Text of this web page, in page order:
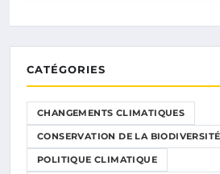
CATÉGORIES
CHANGEMENTS CLIMATIQUES
CONSERVATION DE LA BIODIVERSITÉ
POLITIQUE CLIMATIQUE